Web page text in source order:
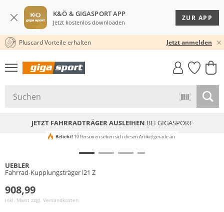
K&Ö & GIGASPORT APP
Jetzt kostenlos downloaden
ZUR APP
KOSTENLOSER VERSAND* & RÜCKVERSAND
30 TAGE RÜCKGABERECHT
Pluscard Vorteile erhalten Jetzt anmelden
GIGASTYLE
FAHRRAD­
MUST-HAVE
JETZT FAHRRADTRÄGER AUSLEIHEN BEI GIGASPORT
Beliebt! 10 Personen sehen sich diesen Artikel gerade an
UEBLER
Fahrrad-Kupplungsträger i21 Z
908,99
inkl. Mwst zzgl. Versandkosten